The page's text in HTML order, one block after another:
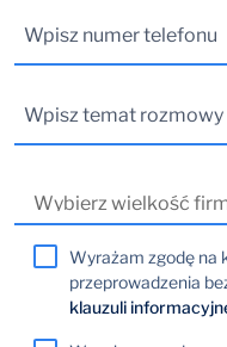
Wyrażam zgodę na
przeprowadzenia
klauzuli